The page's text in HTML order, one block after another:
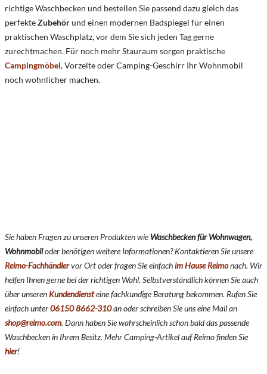
richtige Waschbecken und bestellen Sie passend dazu gleich das
perfekteZubehörund einen modernen Badspiegel für einen
praktischen Waschplatz, vor dem Sie sich jeden Tag gerne
zurechtmachen. Für noch mehr Stauraum sorgen praktische
Campingmöbel, Vorzelte oder Camping-Geschirr Ihr Wohnmobil
noch wohnlicher machen.
Sie haben Fragen zu unseren Produkten wieWaschbecken für Wohnwagen,
Wohnmobiloder benötigen weitere Informationen? Kontaktieren Sie unsere
Reimo-Fachhändlervor Ort oder fragen Sie einfachim Hause Reimonach. Wir
helfen Ihnen gerne bei der richtigen Wahl. Selbstverständlich können Sie auch
über unseren Kundendiensteine fachkundige Beratung bekommen. Rufen Sie
einfach unter06150 8662-310an oder schreiben Sie uns eine Mail an
shop@reimo.com. Dann haben Sie wahrscheinlich schon bald das passende
Waschbecken in Ihrem Besitz. Mehr Camping-Artikel auf Reimo finden Sie
hier!